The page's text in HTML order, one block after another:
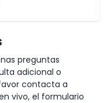
preguntas
adicional o
contacta a
vivo, el formulario